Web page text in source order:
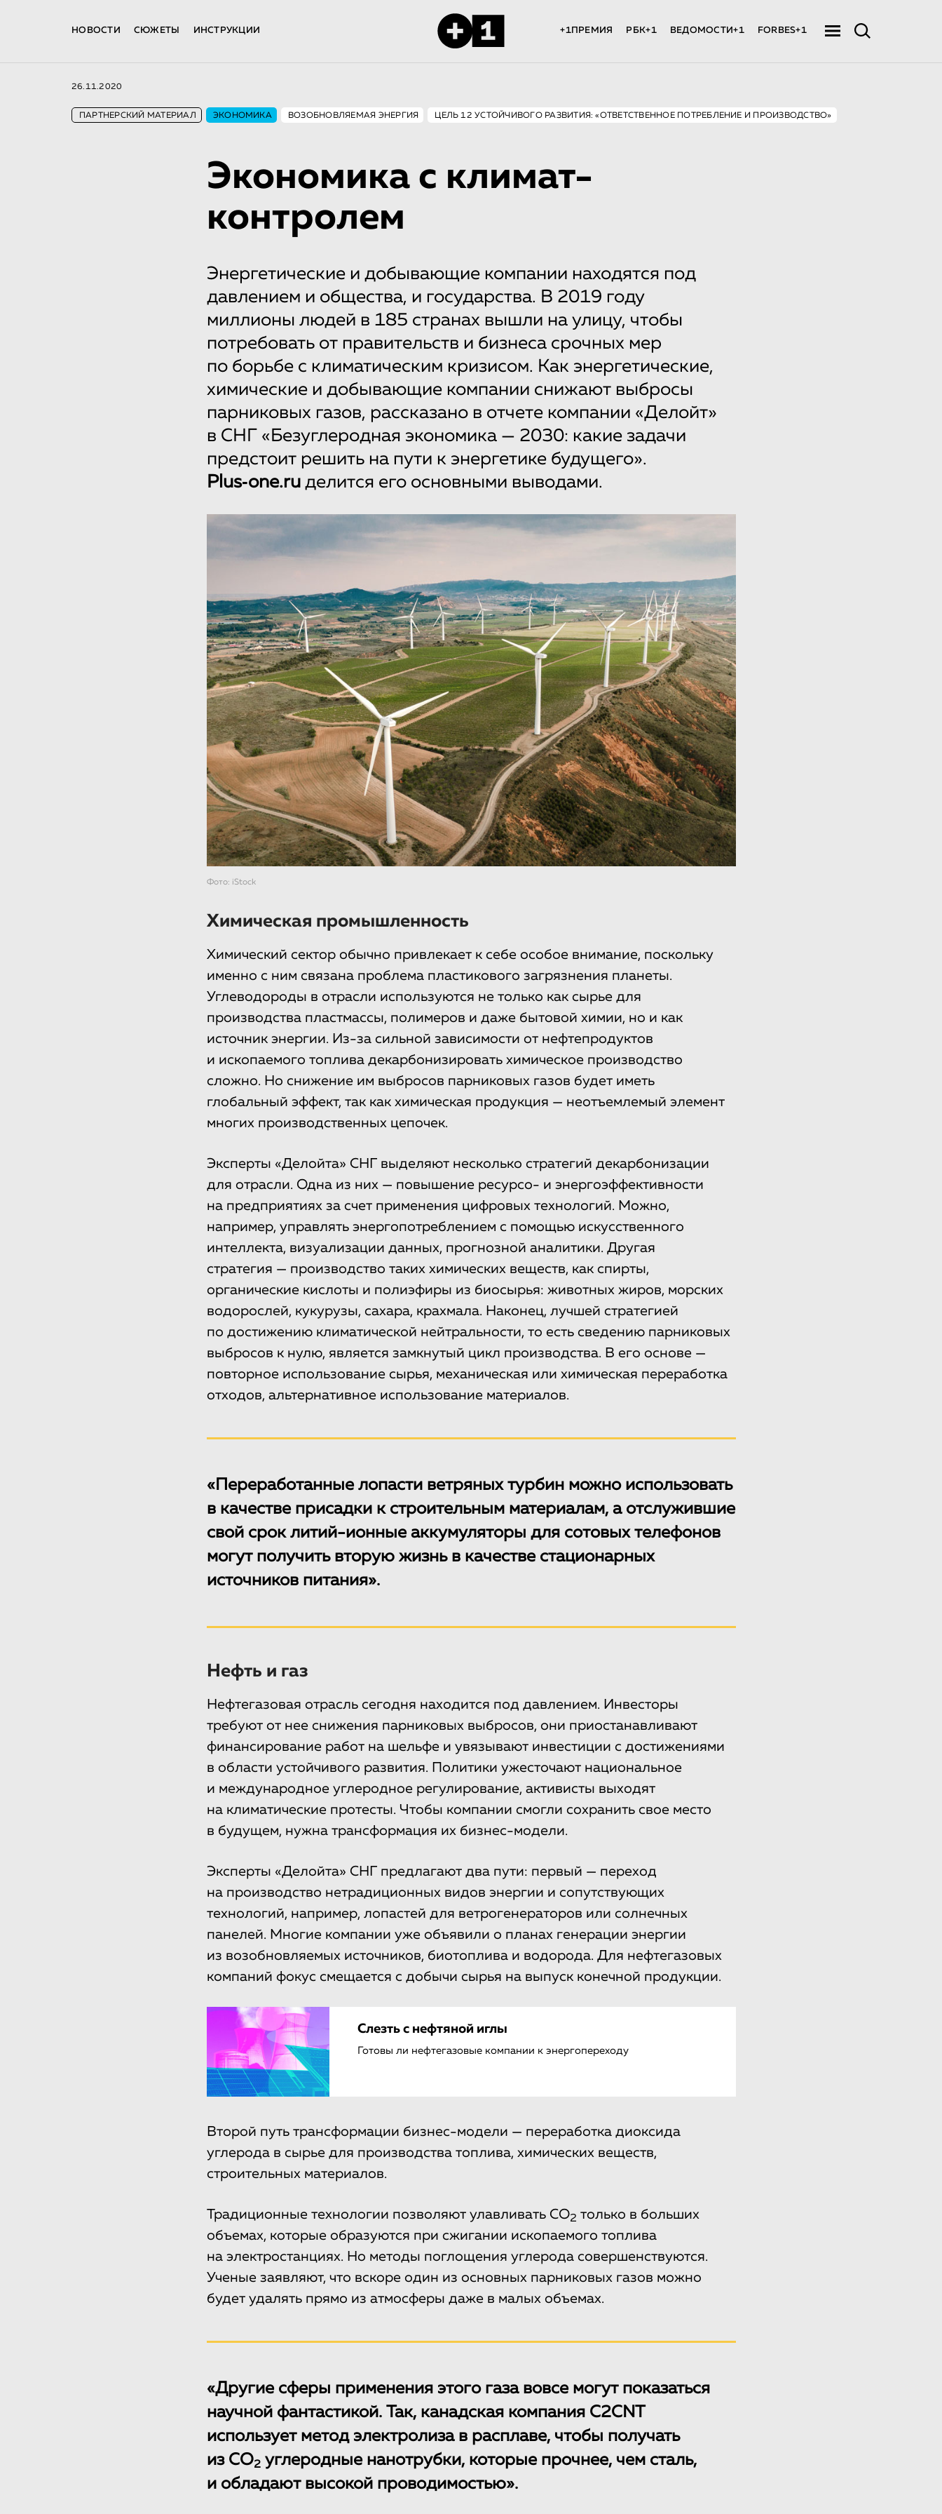
НОВОСТИ СЮЖЕТЫ ИНСТРУКЦИИ +1ПРЕМИЯ РБК+1 ВЕДОМОСТИ+1 FORBES+1
26.11.2020
ПАРТНЕРСКИЙ МАТЕРИАЛ ЭКОНОМИКА ВОЗОБНОВЛЯЕМАЯ ЭНЕРГИЯ ЦЕЛЬ 12 УСТОЙЧИВОГО РАЗВИТИЯ: «ОТВЕТСТВЕННОЕ ПОТРЕБЛЕНИЕ И ПРОИЗВОДСТВО»
Экономика с климат-
контролем
Энергетические и добывающие компании находятся под
давлением и общества, и государства. В 2019 году
миллионы людей в 185 странах вышли на улицу, чтобы
потребовать от правительств и бизнеса срочных мер
по борьбе с климатическим кризисом. Как энергетические,
химические и добывающие компании снижают выбросы
парниковых газов, рассказано в отчете компании «Делойт»
в СНГ «Безуглеродная экономика — 2030: какие задачи
предстоит решить на пути к энергетике будущего».
Plus‑one.ruделится его основными выводами.
Фото: iStock
Химическая промышленность
Химический сектор обычно привлекает к себе особое внимание, поскольку
именно с ним связана проблема пластикового загрязнения планеты.
Углеводороды в отрасли используются не только как сырье для
производства пластмассы, полимеров и даже бытовой химии, но и как
источник энергии. Из-за сильной зависимости от нефтепродуктов
и ископаемого топлива декарбонизировать химическое производство
сложно. Но снижение им выбросов парниковых газов будет иметь
глобальный эффект, так как химическая продукция — неотъемлемый элемент
многих производственных цепочек.
Эксперты «Делойта» СНГ выделяют несколько стратегий декарбонизации
для отрасли. Одна из них — повышение ресурсо- и энергоэффективности
на предприятиях за счет применения цифровых технологий. Можно,
например, управлять энергопотреблением с помощью искусственного
интеллекта, визуализации данных, прогнозной аналитики. Другая
стратегия — производство таких химических веществ, как спирты,
органические кислоты и полиэфиры из биосырья: животных жиров, морских
водорослей, кукурузы, сахара, крахмала. Наконец, лучшей стратегией
по достижению климатической нейтральности, то есть сведению парниковых
выбросов к нулю, является замкнутый цикл производства. В его основе —
повторное использование сырья, механическая или химическая переработка
отходов, альтернативное использование материалов.
«Переработанные лопасти ветряных турбин можно использовать
в качестве присадки к строительным материалам, а отслужившие
свой срок литий-ионные аккумуляторы для сотовых телефонов
могут получить вторую жизнь в качестве стационарных
источников питания».
Нефть и газ
Нефтегазовая отрасль сегодня находится под давлением. Инвесторы
требуют от нее снижения парниковых выбросов, они приостанавливают
финансирование работ на шельфе и увязывают инвестиции с достижениями
в области устойчивого развития. Политики ужесточают национальное
и международное углеродное регулирование, активисты выходят
на климатические протесты. Чтобы компании смогли сохранить свое место
в будущем, нужна трансформация их бизнес-модели.
Эксперты «Делойта» СНГ предлагают два пути: первый — переход
на производство нетрадиционных видов энергии и сопутствующих
технологий, например, лопастей для ветрогенераторов или солнечных
панелей. Многие компании уже объявили о планах генерации энергии
из возобновляемых источников, биотоплива и водорода. Для нефтегазовых
компаний фокус смещается с добычи сырья на выпуск конечной продукции.
Слезть с нефтяной иглы
Готовы ли нефтегазовые компании к энергопереходу
Второй путь трансформации бизнес-модели — переработка диоксида
углерода в сырье для производства топлива, химических веществ,
строительных материалов.
Традиционные технологии позволяют улавливать СО2 только в больших
объемах, которые образуются при сжигании ископаемого топлива
на электростанциях. Но методы поглощения углерода совершенствуются.
Ученые заявляют, что вскоре один из основных парниковых газов можно
будет удалять прямо из атмосферы даже в малых объемах.
«Другие сферы применения этого газа вовсе могут показаться
научной фантастикой. Так, канадская компания С2CNT
использует метод электролиза в расплаве, чтобы получать
из СО2углеродные нанотрубки, которые прочнее, чем сталь,
и обладают высокой проводимостью».